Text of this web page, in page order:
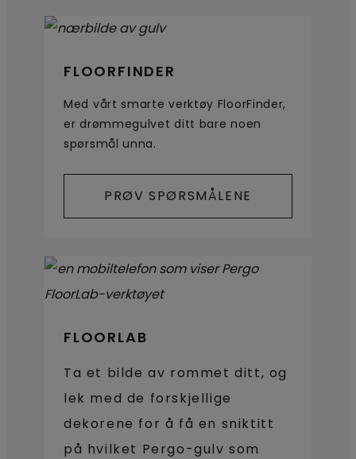
FLOORFINDER
Med vårt smarte verktøy FloorFinder,
er drømmegulvet ditt bare noen
spørsmål unna.
PRØV SPØRSMÅLENE
FLOORLAB
Ta et bilde av rommet ditt, og
lek med de forskjellige
dekorene for å få en sniktitt
på hvilket Pergo-gulv som